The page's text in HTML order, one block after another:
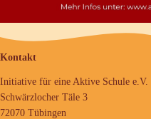
Kontakt
Initiative für eine Aktive Schule e.V.
Schwärzlocher Täle 3
72070 Tübingen